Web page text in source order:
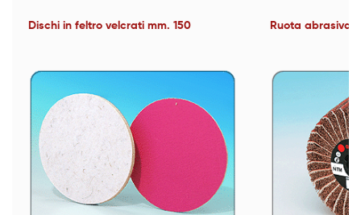
Dischi in feltro velcrati mm. 150 Ruota abrasiva